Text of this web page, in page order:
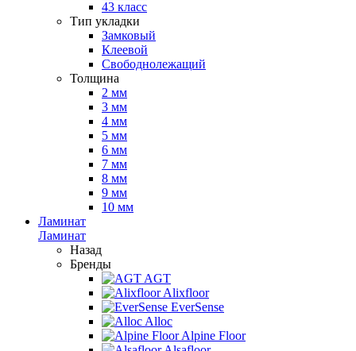
43 класс
Тип укладки
Замковый
Клеевой
Свободнолежащий
Толщина
2 мм
3 мм
4 мм
5 мм
6 мм
7 мм
8 мм
9 мм
10 мм
Ламинат
Ламинат
Назад
Бренды
AGT
Alixfloor
EverSense
Alloc
Alpine Floor